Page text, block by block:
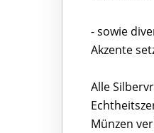
- sowie
Akzente
Alle
Münzen